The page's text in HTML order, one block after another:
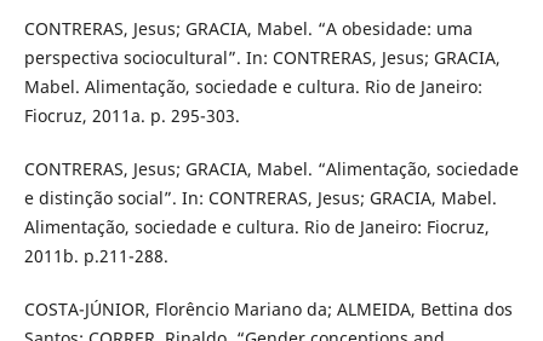
CONTRERAS, Jesus; GRACIA, Mabel. “A obesidade: uma
perspectiva sociocultural”. In: CONTRERAS, Jesus; GRACIA,
Mabel. Alimentação, sociedade e cultura. Rio de Janeiro:
Fiocruz, 2011a. p. 295-303.
CONTRERAS, Jesus; GRACIA, Mabel. “Alimentação, sociedade
e distinção social”. In: CONTRERAS, Jesus; GRACIA, Mabel.
Alimentação, sociedade e cultura. Rio de Janeiro: Fiocruz,
2011b. p.211-288.
COSTA-JÚNIOR, Florêncio Mariano da; ALMEIDA, Bettina dos